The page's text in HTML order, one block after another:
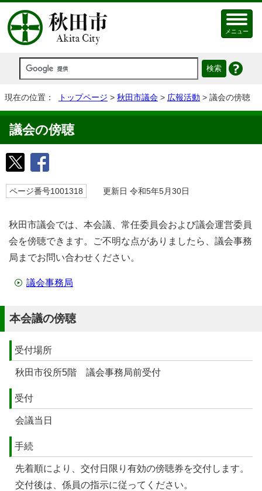
メニュー
現在の位置： トップページ > 秋田市議会 > 広報活動 > 議会の傍聴
議会の傍聴
ページ番号1001318 更新日 令和5年5月30日
秋田市議会では、本会議、常任委員会および議会運営委員
会を傍聴できます。ご不明な点がありましたら、議会事務
局までお問い合わせください。
議会事務局
本会議の傍聴
受付場所
秋田市役所5階 議会事務局前受付
受付
会議当日
手続
先着順により、交付日限り有効の傍聴券を交付します。
交付後は、係員の指示に従ってください。